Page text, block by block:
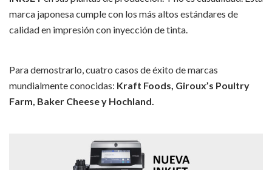
marca japonesa cumple con los más altos estándares de
calidad en impresión con inyección de tinta.
Para demostrarlo, cuatro casos de éxito de marcas
mundialmente conocidas: Kraft Foods, Giroux’s Poultry
Farm, Baker Cheese y Hochland.